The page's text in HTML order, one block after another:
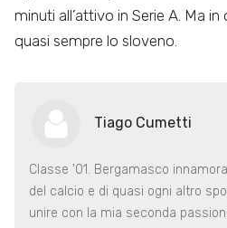
minuti all’attivo in Serie A. Ma
quasi sempre lo sloveno.
Tiago Cumetti
Classe '01. Bergamasco
del calcio e di quasi ogni altro
unire con la mia seconda